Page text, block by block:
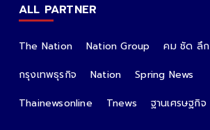
ALL PARTNER
The Nation Nation Group
คม ชัด ลึก
กรุงเทพธุรกิจ
Nation
Spring News
Thainewsonline
Tnews ฐานเศรษฐกิจ